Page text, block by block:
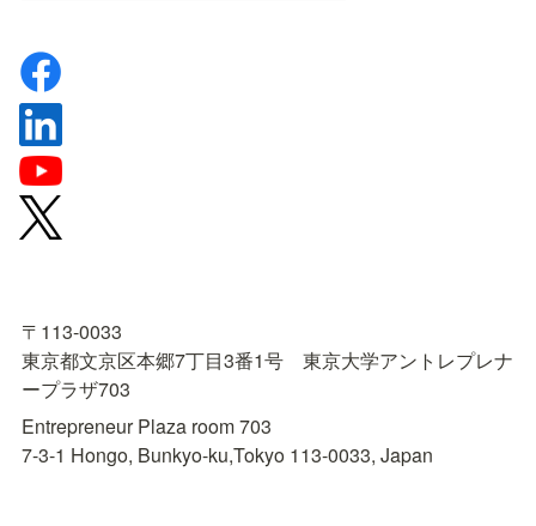
〒113-0033
東京都文京区本郷7丁目3番1号　東京大学アントレプレナ
ープラザ703
Entrepreneur Plaza room 703
7-3-1 Hongo, Bunkyo-ku,Tokyo 113-0033, Japan